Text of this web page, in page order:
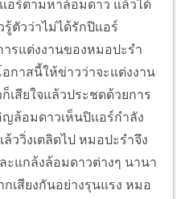
ามหาล้อมดาว แล้วได้
ตัวว่าไม่ได้รักปิแอร์
รแต่งงานของหมอปะรำ
กาสนี้ให้ข่าวว่าจะแต่งงาน
เสียใจแล้วประชดด้วยการ
ญล้อมดาวเห็นปิแอร์กำลัง
ววิ่งเตลิดไป หมอปะรำจึง
แกล้งล้อมดาวต่างๆ นานา
เสียงกันอย่างรุนแรง หมอ